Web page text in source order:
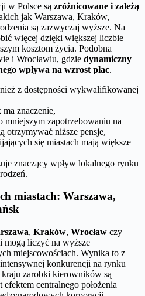
w Polsce są zróżnicowane i zależą
jak Warszawa, Kraków,
są zazwyczaj wyższe. Na
więcej dzięki większej liczbie
kosztom życia. Podobna
i Wrocławiu, gdzie dynamiczny
wpływa na wzrost płac.
z dostępności wykwalifikowanej
znaczenie,
zapotrzebowaniu na
otrzymywać niższe pensje,
się miastach mają większe
znaczący wpływ lokalnego rynku
miastach: Warszawa,
, Kraków, Wrocław czy
liczyć na wyższe
miejscowościach. Wynika to z
konkurencji na rynku
zarobki kierowników są
centralnego położenia